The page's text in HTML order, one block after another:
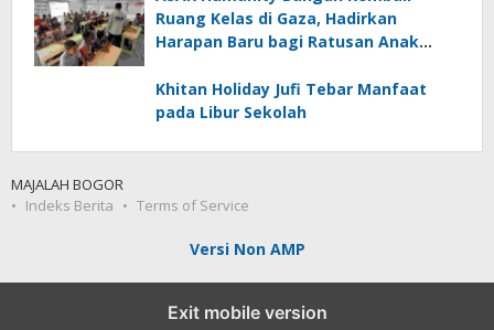
Ruang Kelas di Gaza, Hadirkan
Harapan Baru bagi Ratusan Anak
Khitan Holiday Jufi Tebar Manfaat
pada Libur Sekolah
MAJALAH BOGOR
Indeks Berita
Terms of Service
Versi Non AMP
Exit mobile version